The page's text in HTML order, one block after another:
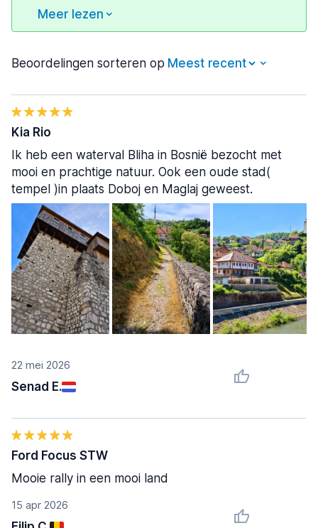
Meer lezen
Beoordelingen sorteren op
22 mei 2026
Senad E.
Kia Rio
Ik heb een waterval Bliha in Bosnië bezocht met
mooi en prachtige natuur. Ook een oude stad(
tempel )in plaats Doboj en Maglaj geweest.
15 apr 2026
Ford Focus STW
Mooie rally in een mooi land